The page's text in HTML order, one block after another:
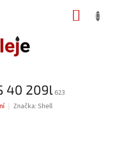
40 209l 623
Značka: Shell